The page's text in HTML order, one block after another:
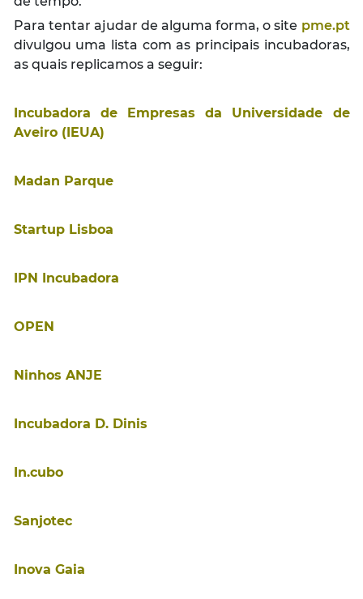
Para tentar ajudar de alguma forma, o site pme.pt
divulgou uma lista com as principais incubadoras,
as quais replicamos a seguir:
Incubadora de Empresas da Universidade de
Aveiro (IEUA)
Madan Parque
Startup Lisboa
IPN Incubadora
OPEN
Ninhos ANJE
Incubadora D. Dinis
In.cubo
Sanjotec
Inova Gaia